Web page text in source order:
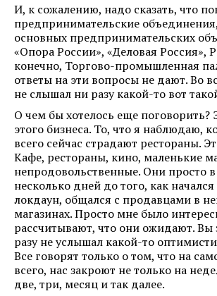
И, к сожалению, надо сказать, что
предпринимательские
основных предпринимательских
«Опора России», «Деловая Россия»,
конечно, Торгово-промышленная
ответы на эти вопросы не дают. Во
не слышал ни разу какой-то вот
О чем бы хотелось еще поговорить?
этого бизнеса. То, что я наблюдаю,
всего сейчас страдают рестораны.
Кафе, рестораны, кино, маленькие
непродовольственные. Они просто в
несколько дней до того, как начался
локдаун, общался с продавцами в
магазинах. Просто мне было
рассчитывают, что они ожидают. Вы
разу не услышал какой-то
Все говорят только о том, что на
всего, нас закроют не только на
две, три, месяц и так далее.